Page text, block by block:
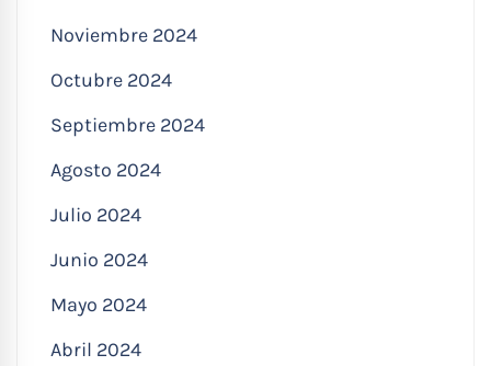
Noviembre 2024
Octubre 2024
Septiembre 2024
Agosto 2024
Julio 2024
Junio 2024
Mayo 2024
Abril 2024